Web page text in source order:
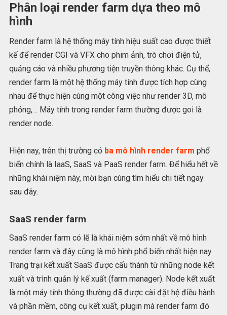
Phân loại render farm dựa theo mô
hình
Render farm là hệ thống máy tính hiệu suất cao được thiết
kế để render CGI và VFX cho phim ảnh, trò chơi điện tử,
quảng cáo và nhiều phương tiện truyền thông khác. Cụ thể,
render farm là một hệ thống máy tính được tích hợp cùng
nhau để thực hiện cùng một công việc như render 3D, mô
phỏng,… Máy tính trong render farm thường được goi là
render node.
Hiện nay, trên thị trường có ba mô hình render farm phổ
biến chính là IaaS, SaaS và PaaS render farm. Để hiểu hết về
những khái niệm này, mời bạn cùng tìm hiểu chi tiết ngay
sau đây.
SaaS render farm
SaaS render farm có lẽ là khái niệm sớm nhất về mô hình
render farm và đây cũng là mô hình phổ biến nhất hiện nay.
Trang trại kết xuất SaaS được cấu thành từ những node kết
xuất và trình quản lý kế xuất (farm manager). Node kết xuất
là một máy tính thông thường đã được cài đặt hệ điều hành
và phần mềm, công cụ kết xuất, plugin mà render farm đó